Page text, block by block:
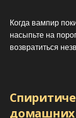
Когда вампир
насыпьте на
возвратиться
домашних